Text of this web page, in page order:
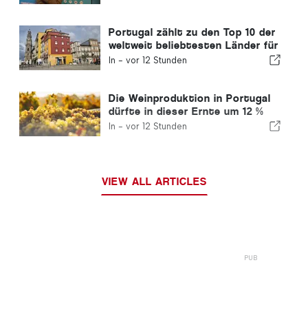
Portugal zählt zu den Top 10 der
weltweit beliebtesten Länder für
Auswanderer
In - vor 12 Stunden
Die Weinproduktion in Portugal
dürfte in dieser Ernte um 12 %
steigen
In - vor 12 Stunden
VIEW ALL ARTICLES